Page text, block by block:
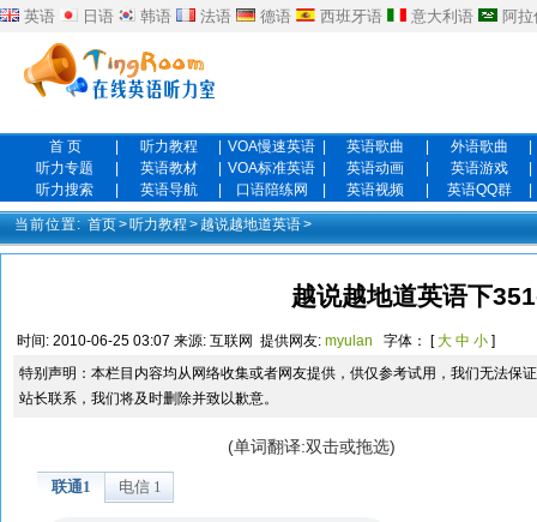
英语 日语 韩语 法语 德语 西班牙语 意大利语 阿
首 页 听力教程 VOA慢速英语 英语歌曲 外语歌曲
听力专题
英语教材 VOA标准英语 英语动画 英语游戏
听力搜索
英语导航 口语陪练网 英语视频 英语QQ群
当前位置: 首页>听力教程 > 越说越地道英语>
越说越地道英语下
时间: 2010-06-25 03:07 来源: 互联网 提供网友: myulan 字体： [大 中 小 ]
特别声明：本栏目内容均从网络收集或者网友提供，供仅参考试用，我们无法保
站长联系，我们将及时删除并致以歉意。
(单词翻译:双击或拖选)